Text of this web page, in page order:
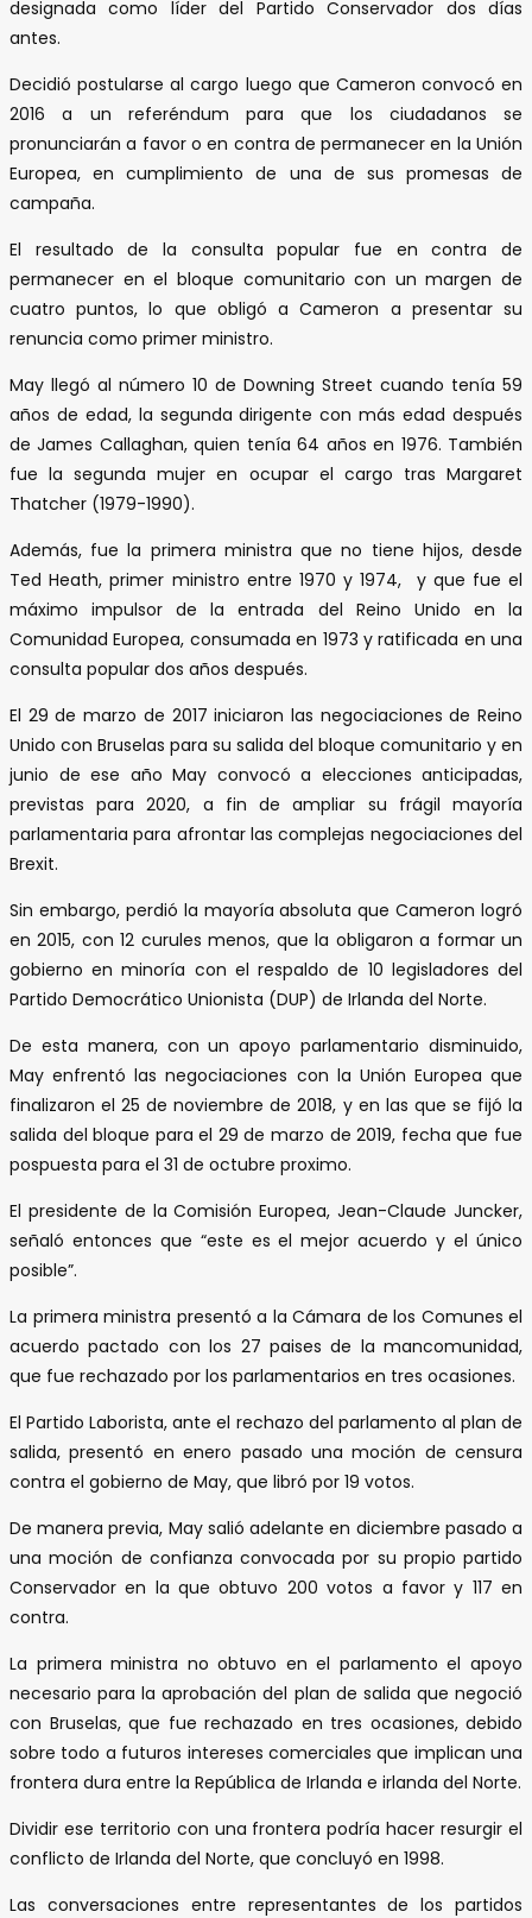
designada como líder del Partido Conservador dos días
antes.
Decidió postularse al cargo luego que Cameron convocó en
2016 a un referéndum para que los ciudadanos se
pronunciarán a favor o en contra de permanecer en la Unión
Europea, en cumplimiento de una de sus promesas de
campaña.
El resultado de la consulta popular fue en contra de
permanecer en el bloque comunitario con un margen de
cuatro puntos, lo que obligó a Cameron a presentar su
renuncia como primer ministro.
May llegó al número 10 de Downing Street cuando tenía 59
años de edad, la segunda dirigente con más edad después
de James Callaghan, quien tenía 64 años en 1976. También
fue la segunda mujer en ocupar el cargo tras Margaret
Thatcher (1979-1990).
Además, fue la primera ministra que no tiene hijos, desde
Ted Heath, primer ministro entre 1970 y 1974, y que fue el
máximo impulsor de la entrada del Reino Unido en la
Comunidad Europea, consumada en 1973 y ratificada en una
consulta popular dos años después.
El 29 de marzo de 2017 iniciaron las negociaciones de Reino
Unido con Bruselas para su salida del bloque comunitario y en
junio de ese año May convocó a elecciones anticipadas,
previstas para 2020, a fin de ampliar su frágil mayoría
parlamentaria para afrontar las complejas negociaciones del
Brexit.
Sin embargo, perdió la mayoría absoluta que Cameron logró
en 2015, con 12 curules menos, que la obligaron a formar un
gobierno en minoría con el respaldo de 10 legisladores del
Partido Democrático Unionista (DUP) de Irlanda del Norte.
De esta manera, con un apoyo parlamentario disminuido,
May enfrentó las negociaciones con la Unión Europea que
finalizaron el 25 de noviembre de 2018, y en las que se fijó la
salida del bloque para el 29 de marzo de 2019, fecha que fue
pospuesta para el 31 de octubre proximo.
El presidente de la Comisión Europea, Jean-Claude Juncker,
señaló entonces que “este es el mejor acuerdo y el único
posible”.
La primera ministra presentó a la Cámara de los Comunes el
acuerdo pactado con los 27 paises de la mancomunidad,
que fue rechazado por los parlamentarios en tres ocasiones.
El Partido Laborista, ante el rechazo del parlamento al plan de
salida, presentó en enero pasado una moción de censura
contra el gobierno de May, que libró por 19 votos.
De manera previa, May salió adelante en diciembre pasado a
una moción de confianza convocada por su propio partido
Conservador en la que obtuvo 200 votos a favor y 117 en
contra.
La primera ministra no obtuvo en el parlamento el apoyo
necesario para la aprobación del plan de salida que negoció
con Bruselas, que fue rechazado en tres ocasiones, debido
sobre todo a futuros intereses comerciales que implican una
frontera dura entre la República de Irlanda e irlanda del Norte.
Dividir ese territorio con una frontera podría hacer resurgir el
conflicto de Irlanda del Norte, que concluyó en 1998.
Las conversaciones entre representantes de los partidos